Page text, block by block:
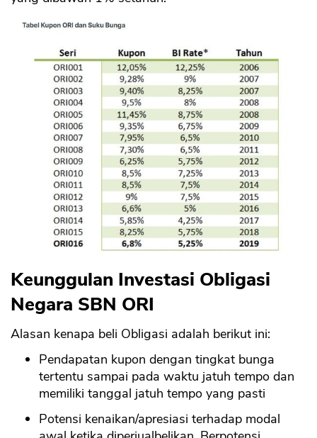
Keunggulan Investasi Obligasi
Negara SBN ORI
Alasan kenapa beli Obligasi adalah berikut ini:
Pendapatan kupon dengan tingkat bunga
tertentu sampai pada waktu jatuh tempo dan
memiliki tanggal jatuh tempo yang pasti
Potensi kenaikan/apresiasi terhadap modal